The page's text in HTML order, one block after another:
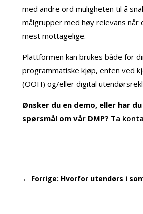
med andre ord muligheten til å
målgrupper med høy relevans når
mest mottagelige.
Plattformen kan brukes både for
programmatiske kjøp, enten ved
(OOH) og/eller digital
Ønsker du en demo, eller har
spørsmål om vår DMP? Ta
← Forrige: Hvorfor utendørs i